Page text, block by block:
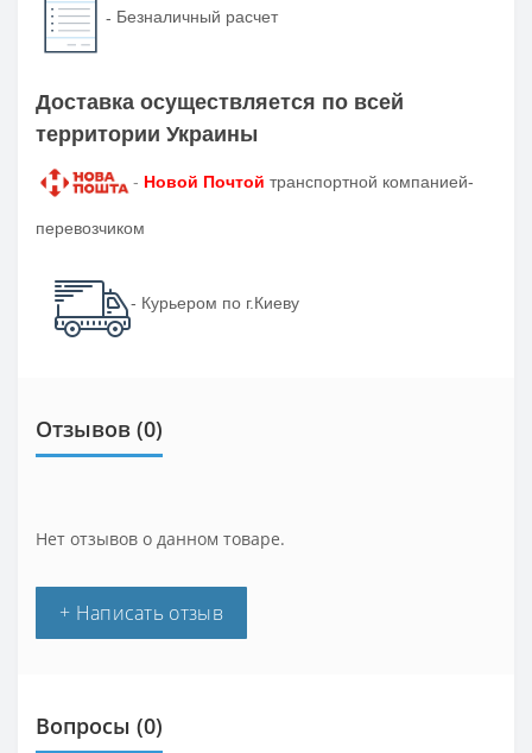
- Безналичный расчет
Доставка осуществляется по всей
территории Украины
- Новой Почтой транспортной компанией-
перевозчиком
- Курьером по г.Киеву
Отзывов (0)
Нет отзывов о данном товаре.
+ Написать отзыв
Вопросы (0)